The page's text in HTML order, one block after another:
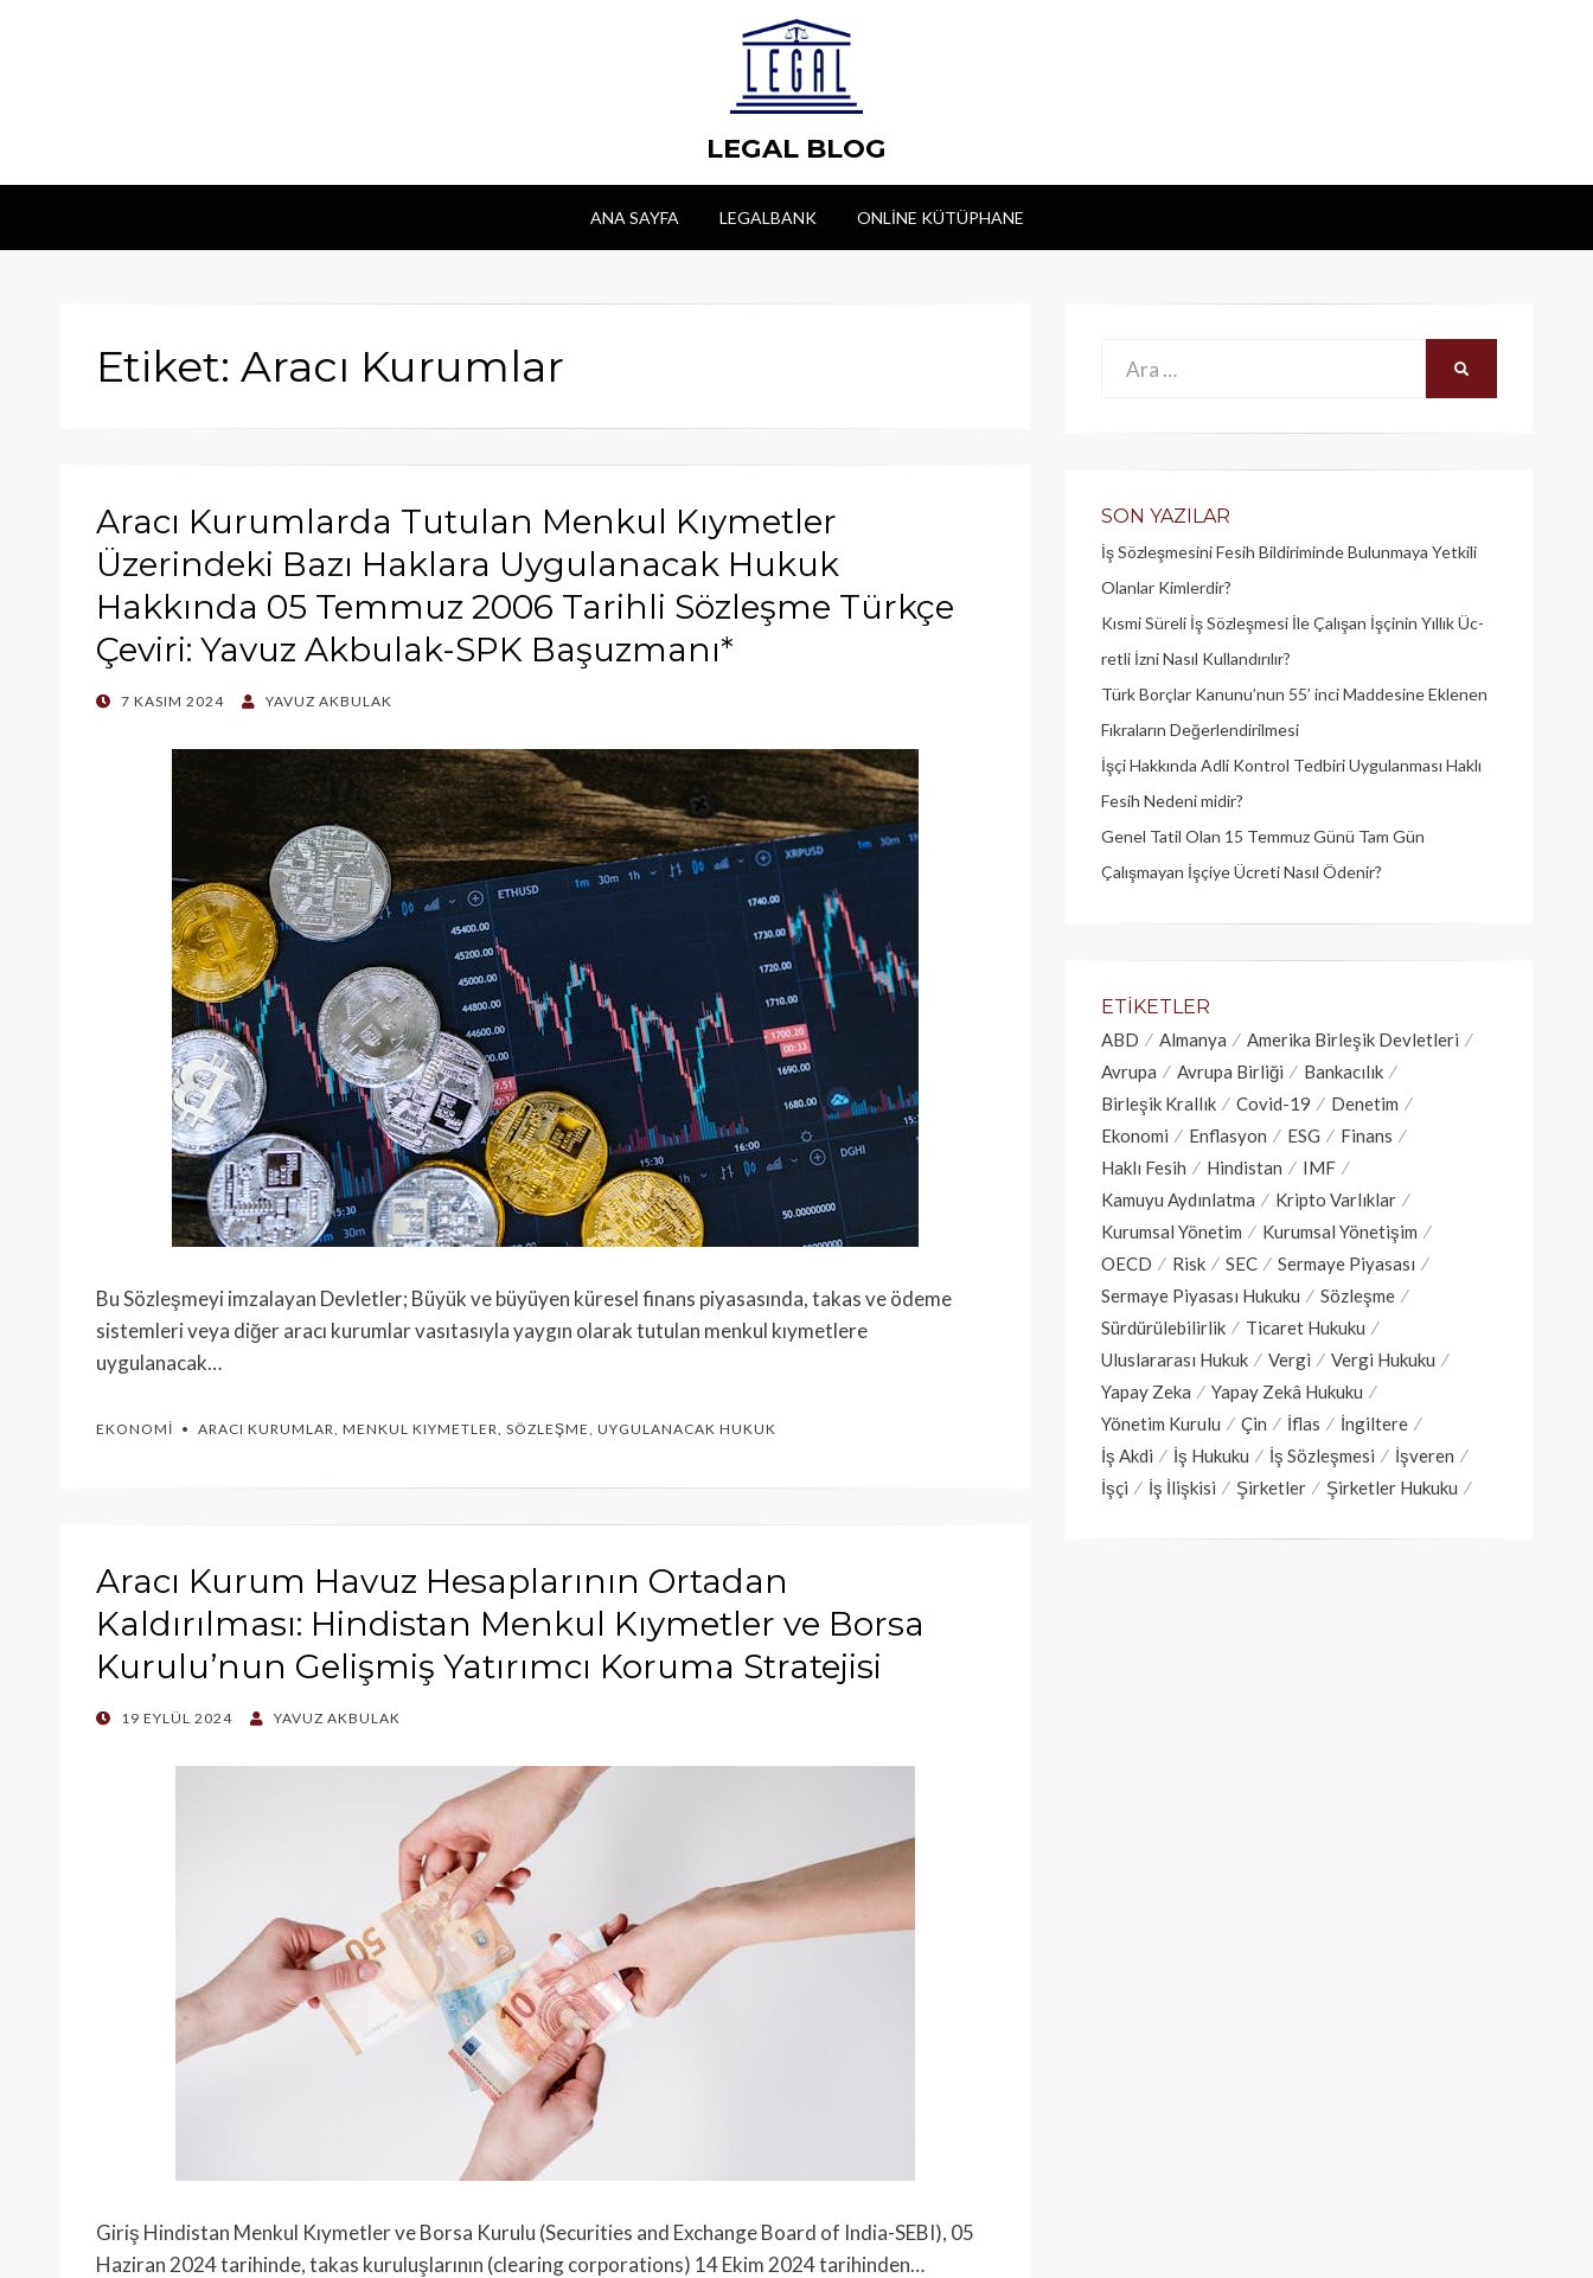
LEGAL BLOG
ANA SAYFA LEGALBANK ONLINE KÜTÜPHANE
Etiket: Aracı Kurumlar
Aracı Kurumlarda Tutulan Menkul Kıymetler
Üzerindeki Bazı Haklara Uygulanacak Hukuk
Hakkında 05 Temmuz 2006 Tarihli Sözleşme Türkçe
Çeviri: Yavuz Akbulak-SPK Başuzmanı*
POSTED
7 KASIM 2024 YAVUZ AKBULAK
Bu Sözleşmeyi imzalayan Devletler; Büyük ve büyüyen küresel finans piyasasında, takas ve ödeme
sistemleri veya diğer aracı kurumlar vasıtasıyla yaygın olarak tutulan menkul kıymetlere
uygulanacak…
EKONOMI ARACI KURUMLAR, MENKUL KIYMETLER, SÖZLEŞME, UYGULANACAK HUKUK
Aracı Kurum Havuz Hesaplarının Ortadan
Kaldırılması: Hindistan Menkul Kıymetler ve Borsa
Kurulu’nun Gelişmiş Yatırımcı Koruma Stratejisi
POSTED
19 EYLÜL 2024 YAVUZ AKBULAK
Giriş Hindistan Menkul Kıymetler ve Borsa Kurulu (Securities and Exchange Board of India-SEBI), 05
Haziran 2024 tarihinde, takas kuruluşlarının (clearing corporations) 14 Ekim 2024 tarihinden…
Ara:
SON YAZILAR
İş Sözleşmesini Fesih Bildiriminde Bulunmaya Yetkili
Olanlar Kimlerdir?
Kısmi Süreli İş Sözleşmesi İle Çalışan İşçinin Yıllık Üc­
retli İzni Nasıl Kullandırılır?
Türk Borçlar Kanunu’nun 55’ inci Maddesine Eklenen
Fıkraların Değerlendirilmesi
İşçi Hakkında Adli Kontrol Tedbiri Uygulanması Haklı
Fesih Nedeni midir?
Genel Tatil Olan 15 Temmuz Günü Tam Gün
Çalışmayan İşçiye Ücreti Nasıl Ödenir?
ETIKETLER
ABD Almanya
Amerika Birleşik Devletleri
Avrupa
Avrupa Birliği
Bankacılık
Birleşik Krallık
Covid-19
Denetim
Ekonomi
Enflasyon ESG
Finans
Haklı Fesih
Hindistan
IMF
Kamuyu Aydınlatma
Kripto Varlıklar
Kurumsal Yönetim
Kurumsal Yönetişim
OECD
Risk SEC
Sermaye Piyasası
Sermaye Piyasası Hukuku
Sözleşme
Sürdürülebilirlik
Ticaret Hukuku
Uluslararası Hukuk
Vergi
Vergi Hukuku
Yapay Zeka
Yapay Zekâ Hukuku
Yönetim Kurulu
Çin İflas
İngiltere
İş Akdi
İş Hukuku İş Sözleşmesi
İşveren
İşçi
İş İlişkisi Şirketler Şirketler Hukuku